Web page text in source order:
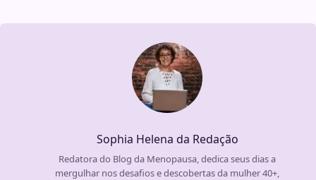
Sophia Helena da Redação
Redatora do Blog da Menopausa, dedica seus dias a
mergulhar nos desafios e descobertas da mulher 40+,